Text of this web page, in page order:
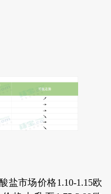
盐市场价格1.10-1.15欧